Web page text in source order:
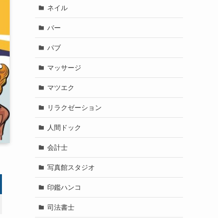
ネイル
バー
パブ
マッサージ
マツエク
リラクゼーション
人間ドック
会計士
写真館スタジオ
印鑑ハンコ
司法書士